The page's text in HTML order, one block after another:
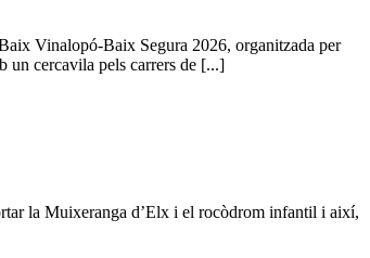
Vinalopó-Baix Segura 2026, organitzada per
un cercavila pels carrers de [...]
la Muixeranga d’Elx i el rocòdrom infantil i així,